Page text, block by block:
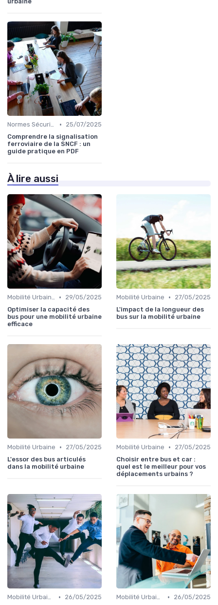
Normes Sécurité •
25/07/2025
Comprendre la signalisation
ferroviaire de la SNCF : un
guide pratique en PDF
À lire aussi
Mobilité Urbaine •
29/05/2025
Optimiser la capacité des
bus pour une mobilité urbaine
efficace
Mobilité Urbaine •
27/05/2025
L'impact de la longueur des
bus sur la mobilité urbaine
Mobilité Urbaine •
27/05/2025
L'essor des bus articulés
dans la mobilité urbaine
Mobilité Urbaine •
27/05/2025
Choisir entre bus et car :
quel est le meilleur pour vos
déplacements urbains ?
Mobilité Urbaine •
26/05/2025
Mobilité Urbaine •
26/05/2025